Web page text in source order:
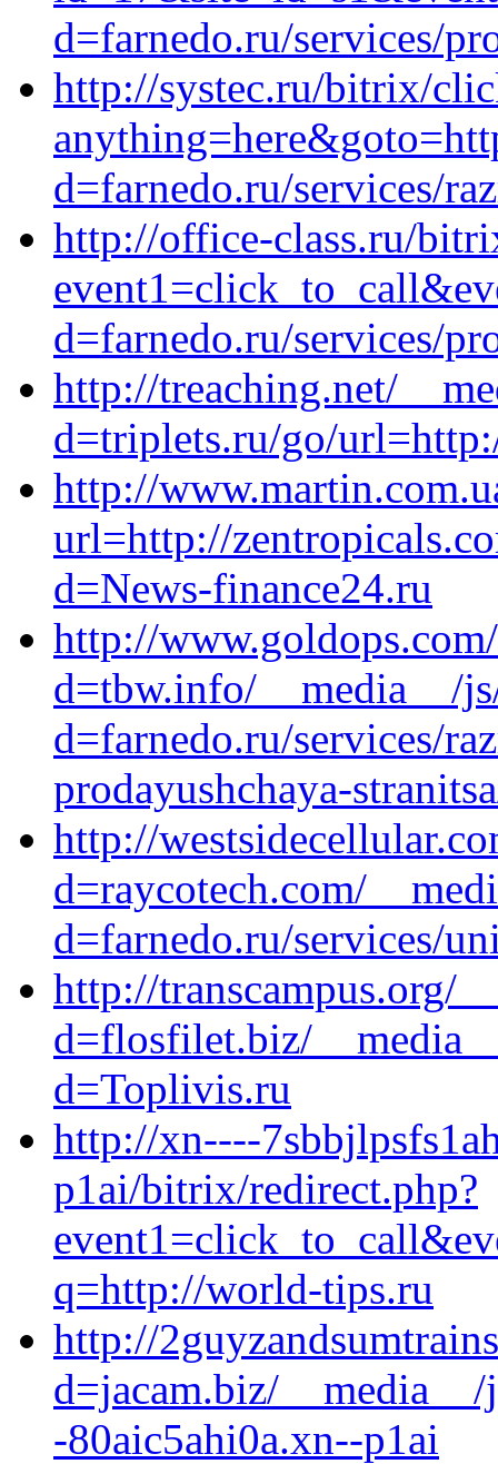
d=farnedo.ru/services/
http://systec.ru/bitrix/
d=farnedo.ru/services/
http://office-class.ru/
d=farnedo.ru/services/
http://treaching.net/
d=triplets.ru/go/
http://
url=http://
d=News-finance24.ru
http://
d=tbw.info/__media__/
d=farnedo.ru/services/
prodayushchaya-
http://
d=raycotech.com/
d=farnedo.ru/services/
http://transcampus.org/
d=flosfilet.biz/
d=Toplivis.ru
http://xn----
p1ai/bitrix/redirect.php?
q=http://world-tips.ru
http://
d=jacam.biz/
-80aic5ahi0a.xn--p1ai